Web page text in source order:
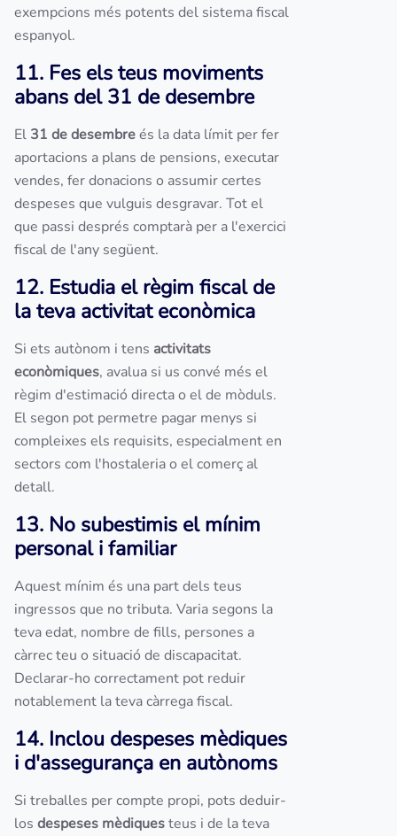
exempcions més potents del sistema fiscal
espanyol.
11. Fes els teus moviments
abans del 31 de desembre
El 31 de desembreés la data límit per fer
aportacions a plans de pensions, executar
vendes, fer donacions o assumir certes
despeses que vulguis desgravar. Tot el
que passi després comptarà per a l'exercici
fiscal de l'any següent.
12. Estudia el règim fiscal de
la teva activitat econòmica
Si ets autònom i tens activitats
econòmiques, avalua si us convé més el
règim d'estimació directa o el de mòduls.
El segon pot permetre pagar menys si
compleixes els requisits, especialment en
sectors com l'hostaleria o el comerç al
detall.
13. No subestimis el mínim
personal i familiar
Aquest mínim és una part dels teus
ingressos que no tributa. Varia segons la
teva edat, nombre de fills, persones a
càrrec teu o situació de discapacitat.
Declarar-ho correctament pot reduir
notablement la teva càrrega fiscal.
14. Inclou despeses mèdiques
i d'assegurança en autònoms
Si treballes per compte propi, pots deduir-
los despeses mèdiquesteus i de la teva